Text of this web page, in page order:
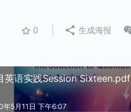
0 生成海报
英语实践Session Sixteen.pdf
年5月11日 下午6:07